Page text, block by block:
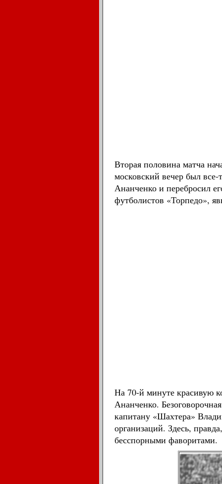
Вторая половина матча
московский вечер был
Ананченко и перебросил
футболистов «Торпедо»,
На 70-й минуте красивую
Ананченко.
капитану «Шахтера»
организаций. Здесь,
бесспорными фаворитами.